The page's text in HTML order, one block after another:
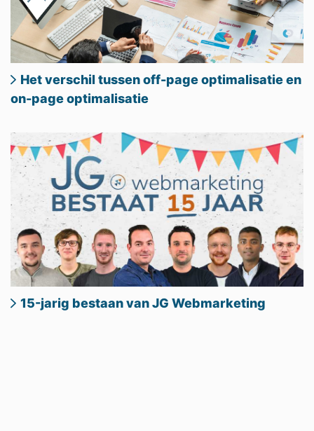
Het verschil tussen off-page optimalisatie en
on-page optimalisatie
15-jarig bestaan van JG Webmarketing